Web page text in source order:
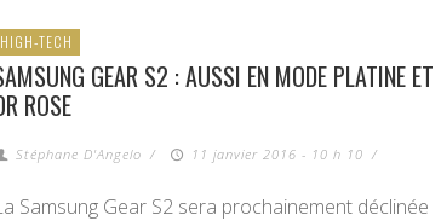
HIGH-TECH
GEAR S2 : AUSSI EN MODE PLATINE ET
ROSE
Stéphane D'Angelo / 11 janvier 2016 - 10 h 10 /
Samsung Gear S2 sera prochainement déclinée